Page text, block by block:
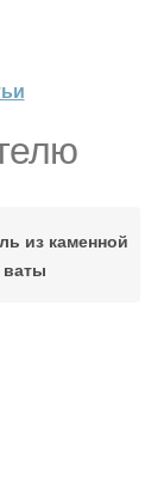
из каменной
ваты